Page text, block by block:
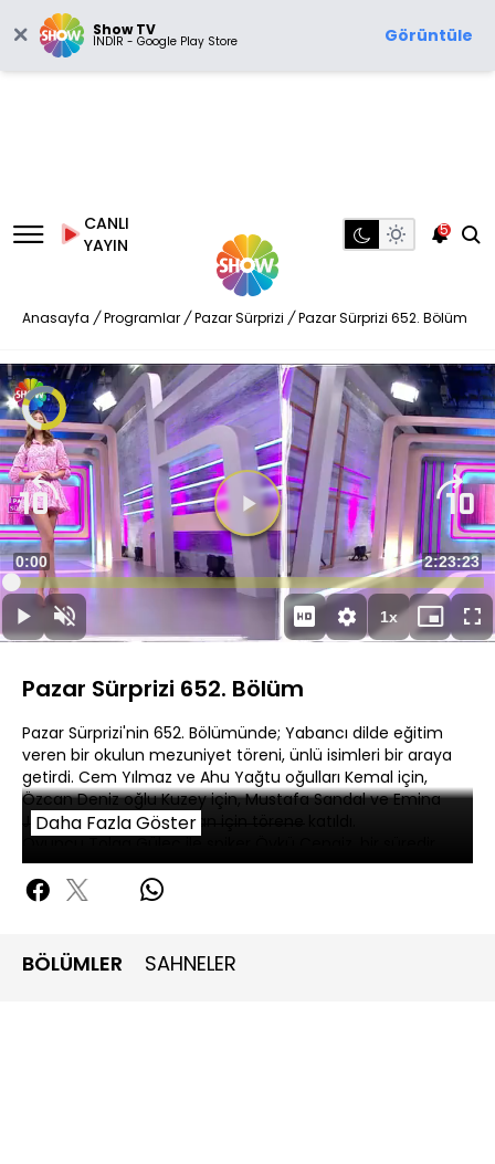
Show TV
İNDİR - Google Play Store Görüntüle
CANLI
YAYIN
5
Anasayfa / Programlar / Pazar Sürprizi / Pazar Sürprizi 652. Bölüm
Video
Oynatıcısı
yükleniyor.
Videoyu
Oynat
OynatSesi
Aç
Süre
0:00 Toplam
Süre
2:23:23
Yüklendi:
0.07%
1xOynatma
Hızı
Mini
oynatıcı
Pazar Sürprizi 652. Bölüm
Pazar Sürprizi'nin 652. Bölümünde; Yabancı dilde eğitim
veren bir okulun mezuniyet töreni, ünlü isimleri bir araya
getirdi. Cem Yılmaz ve Ahu Yağtu oğulları Kemal için,
Özcan Deniz oğlu Kuzey için, Mustafa Sandal ve Emina
Jahovic çocukları Yaman için törene katıldı.
devam eden ilişkilerini evlilikle taçlandırdı.
Demet Akalın ve Gökhan Özen "Nazar" şarkısı klibi için bir
Daha Fazla Göster
BÖLÜMLER SAHNELER